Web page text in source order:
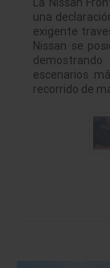
una
exigente
Nissan se
escenarios
recorrido de